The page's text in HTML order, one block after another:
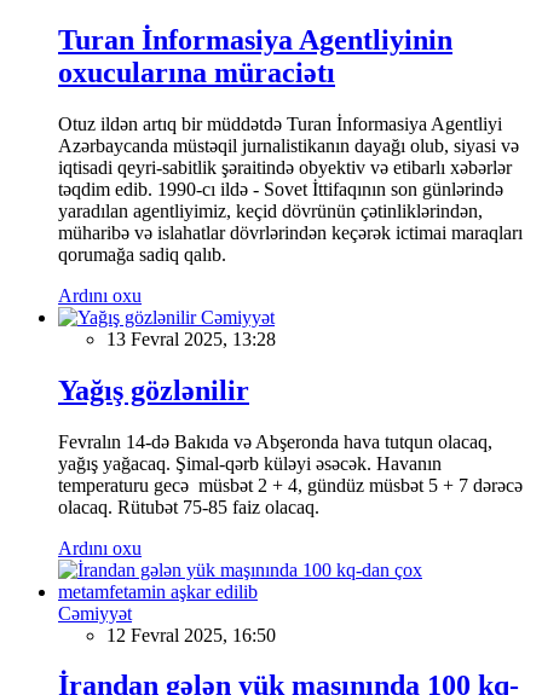
Turan İnformasiya Agentliyinin
oxucularına müraciətı
Otuz ildən artıq bir müddətdə Turan İnformasiya Agentliyi
Azərbaycanda müstəqil jurnalistikanın dayağı olub, siyasi və
iqtisadi qeyri-sabitlik şəraitində obyektiv və etibarlı xəbərlər
təqdim edib. 1990-cı ildə - Sovet İttifaqının son günlərində
yaradılan agentliyimiz, keçid dövrünün çətinliklərindən,
müharibə və islahatlar dövrlərindən keçərək ictimai maraqları
qorumağa sadiq qalıb.
Ardını oxu
Cəmiyyət
13 Fevral 2025, 13:28
Yağış gözlənilir
Fevralın 14-də Bakıda və Abşeronda hava tutqun olacaq,
yağış yağacaq. Şimal-qərb küləyi əsəcək. Havanın
temperaturu gecə müsbət 2 + 4, gündüz müsbət 5 + 7 dərəcə
olacaq. Rütubət 75-85 faiz olacaq.
Ardını oxu
Cəmiyyət
12 Fevral 2025, 16:50
İrandan gələn yük maşınında 100 kq-